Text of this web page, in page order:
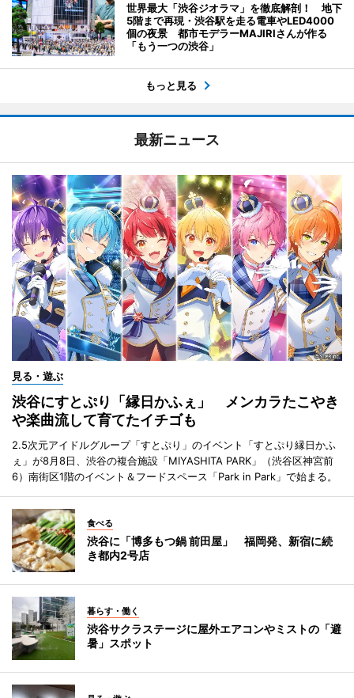
世界最大「渋谷ジオラマ」を徹底解剖！ 地下
5階まで再現・渋谷駅を走る電車やLED4000
個の夜景 都市モデラーMAJIRIさんが作る
「もう一つの渋谷」
もっと見る
最新ニュース
見る・遊ぶ
渋谷にすとぷり「縁日かふぇ」 メンカラたこやき
や楽曲流して育てたイチゴも
2.5次元アイドルグループ「すとぷり」のイベント「すとぷり縁日かふ
ぇ」が8月8日、渋谷の複合施設「MIYASHITA PARK」（渋谷区神宮前
6）南街区1階のイベント＆フードスペース「Park in Park」で始まる。
食べる
渋谷に「博多もつ鍋 前田屋」 福岡発、新宿に続
き都内2号店
暮らす・働く
渋谷サクラステージに屋外エアコンやミストの「避
暑」スポット